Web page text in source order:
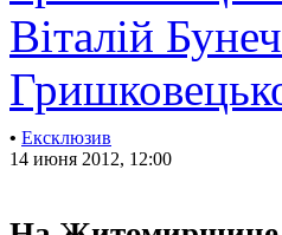
Віталій
• Ексклюзив
14 июня 2012, 12:00